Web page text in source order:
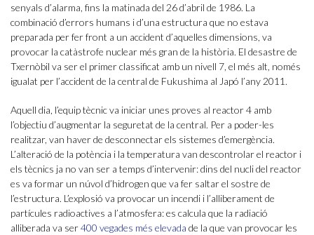
senyals d’alarma, fins la matinada del 26 d’abril de 1986. La
combinació d’errors humans i d’una estructura que no estava
preparada per fer front a un accident d’aquelles dimensions, va
provocar la catàstrofe nuclear més gran de la història. El desastre de
Txernòbil va ser el primer classificat amb un nivell 7, el més alt, només
igualat per l’accident de la central de Fukushima al Japó l’any 2011.
Aquell dia, l’equip tècnic va iniciar unes proves al reactor 4 amb
l’objectiu d’augmentar la seguretat de la central. Per a poder-les
realitzar, van haver de desconnectar els sistemes d’emergència.
L’alteració de la potència i la temperatura van descontrolar el reactor i
els tècnics ja no van ser a temps d’intervenir: dins del nucli del reactor
es va formar un núvol d’hidrogen que va fer saltar el sostre de
l’estructura. L’explosió va provocar un incendi i l’alliberament de
partícules radioactives a l’atmosfera: es calcula que la radiació
alliberada va ser400 vegades més elevada de la que van provocar les